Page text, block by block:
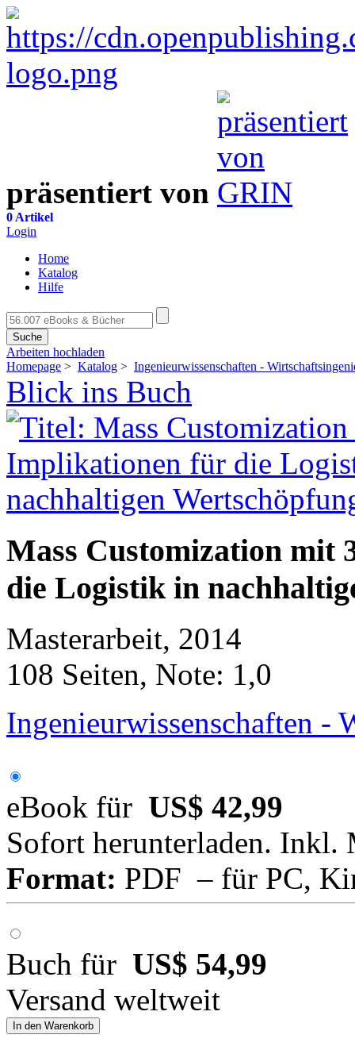
präsentiert von
0 Artikel
Login
Home
Katalog
Hilfe
Suche
Arbeiten hochladen
Homepage > Katalog > Ingenieurwissenschaften -
Blick ins Buch
Mass Customization
die Logistik in
Masterarbeit, 2014
108 Seiten, Note: 1,0
Ingenieurwissenschaften -
eBook für US$ 42,99
Sofort herunterladen. Inkl.
Format: PDF – für PC,
Buch für US$ 54,99
Versand weltweit
In den Warenkorb